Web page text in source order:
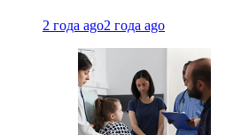
2 года ago2 года ago